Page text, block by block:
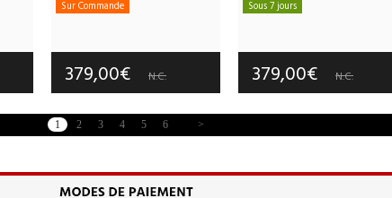
Sur Commande
Garantie :3 an(s)
379,00€ N.C.
Sous 7 jours
Garantie :3 an(s)
379,00€ N.C.
1 2 3 4 5 6 >